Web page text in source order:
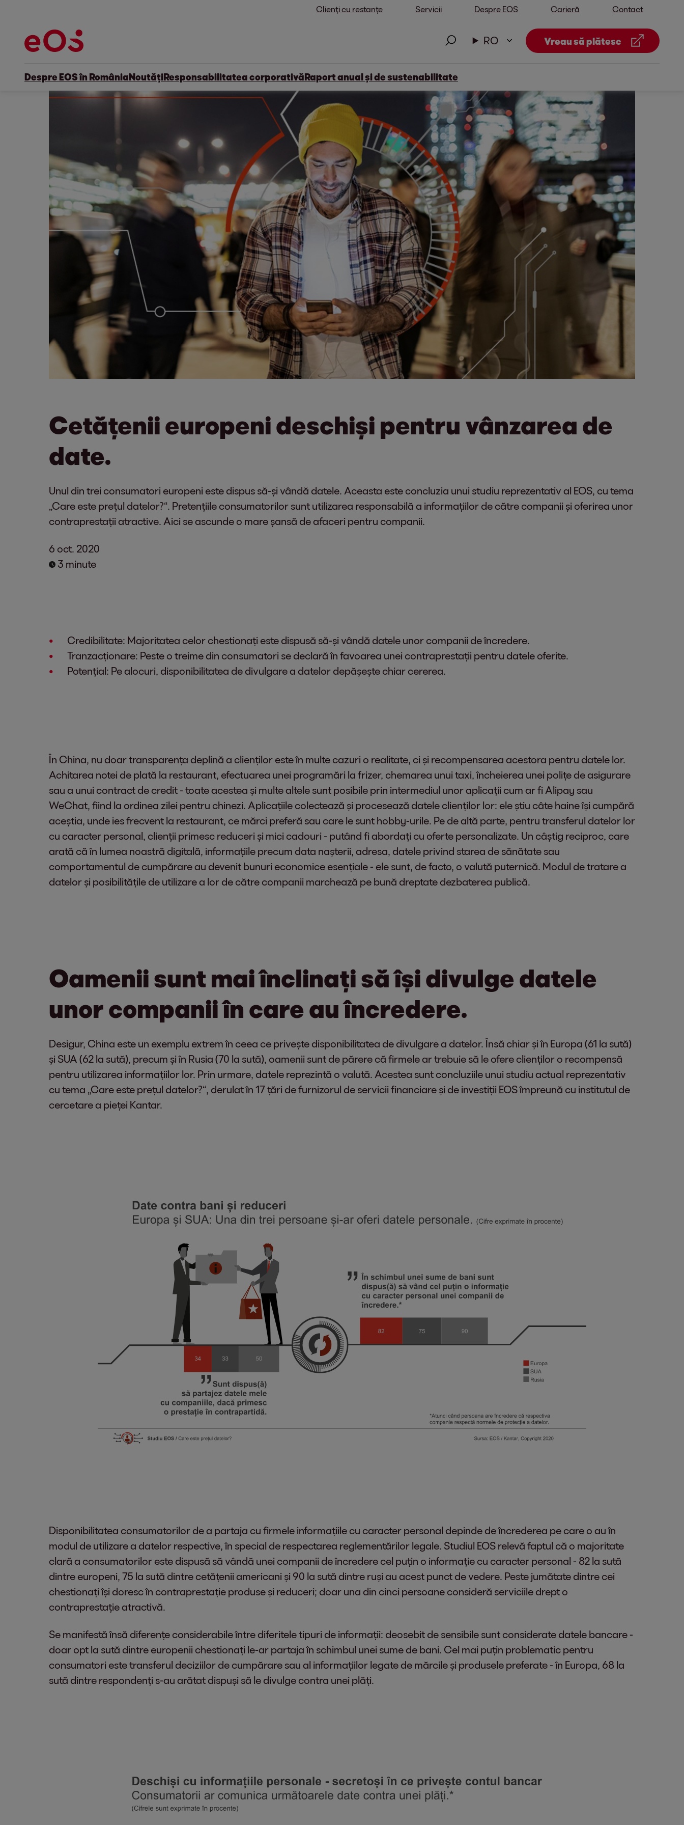
Clienți cu restanțe Servicii Despre EOS Carieră Contact
RO Vreau să plătesc
Despre EOS în RomâniaNoutățiResponsabilitatea corporativăRaport anual și de sustenabilitate
Cetățenii europeni deschiși pentru vânzarea de
date.
Unul din trei consumatori europeni este dispus să-și vândă datele. Aceasta este concluzia unui studiu reprezentativ al EOS, cu tema
„Care este prețul datelor?“. Pretențiile consumatorilor sunt utilizarea responsabilă a informațiilor de către companii și oferirea unor
contraprestații atractive. Aici se ascunde o mare șansă de afaceri pentru companii.
6 oct. 2020
3 minute
Credibilitate: Majoritatea celor chestionați este dispusă să-și vândă datele unor companii de încredere.
Tranzacționare: Peste o treime din consumatori se declară în favoarea unei contraprestații pentru datele oferite.
Potențial: Pe alocuri, disponibilitatea de divulgare a datelor depășește chiar cererea.
În China, nu doar transparența deplină a clienților este în multe cazuri o realitate, ci și recompensarea acestora pentru datele lor.
Achitarea notei de plată la restaurant, efectuarea unei programări la frizer, chemarea unui taxi, încheierea unei polițe de asigurare
sau a unui contract de credit - toate acestea și multe altele sunt posibile prin intermediul unor aplicații cum ar fi Alipay sau
WeChat, fiind la ordinea zilei pentru chinezi. Aplicațiile colectează și procesează datele clienților lor: ele știu câte haine își cumpără
aceștia, unde ies frecvent la restaurant, ce mărci preferă sau care le sunt hobby-urile. Pe de altă parte, pentru transferul datelor lor
cu caracter personal, clienții primesc reduceri și mici cadouri - putând fi abordați cu oferte personalizate. Un câștig reciproc, care
arată că în lumea noastră digitală, informațiile precum data nașterii, adresa, datele privind starea de sănătate sau
comportamentul de cumpărare au devenit bunuri economice esențiale - ele sunt, de facto, o valută puternică. Modul de tratare a
datelor și posibilitățile de utilizare a lor de către companii marchează pe bună dreptate dezbaterea publică.
Oamenii sunt mai înclinați să își divulge datele
unor companii în care au încredere.
Desigur, China este un exemplu extrem în ceea ce privește disponibilitatea de divulgare a datelor. Însă chiar și în Europa (61 la sută)
și SUA (62 la sută), precum și în Rusia (70 la sută), oamenii sunt de părere că firmele ar trebuie să le ofere clienților o recompensă
pentru utilizarea informațiilor lor. Prin urmare, datele reprezintă o valută. Acestea sunt concluziile unui studiu actual reprezentativ
cu tema „Care este prețul datelor?“, derulat în 17 țări de furnizorul de servicii financiare și de investiții EOS împreună cu institutul de
cercetare a pieței Kantar.
Disponibilitatea consumatorilor de a partaja cu firmele informațiile cu caracter personal depinde de încrederea pe care o au în
modul de utilizare a datelor respective, în special de respectarea reglementărilor legale. Studiul EOS relevă faptul că o majoritate
clară a consumatorilor este dispusă să vândă unei companii de încredere cel puțin o informație cu caracter personal - 82 la sută
dintre europeni, 75 la sută dintre cetățenii americani și 90 la sută dintre ruși au acest punct de vedere. Peste jumătate dintre cei
chestionați își doresc în contraprestație produse și reduceri; doar una din cinci persoane consideră serviciile drept o
contraprestație atractivă.
Se manifestă însă diferențe considerabile între diferitele tipuri de informații: deosebit de sensibile sunt considerate datele bancare -
doar opt la sută dintre europenii chestionați le-ar partaja în schimbul unei sume de bani. Cel mai puțin problematic pentru
consumatori este transferul deciziilor de cumpărare sau al informațiilor legate de mărcile și produsele preferate - în Europa, 68 la
sută dintre respondenți s-au arătat dispuși să le divulge contra unei plăți.